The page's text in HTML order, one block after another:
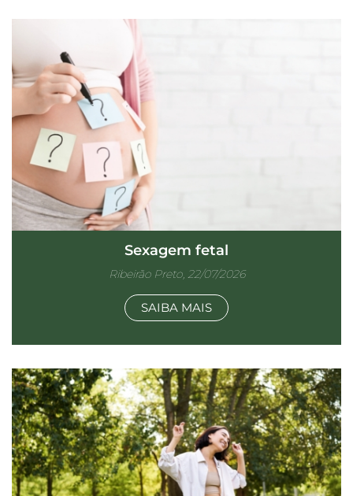
Sexagem fetal
Ribeirão Preto, 22/07/2026
SAIBA MAIS